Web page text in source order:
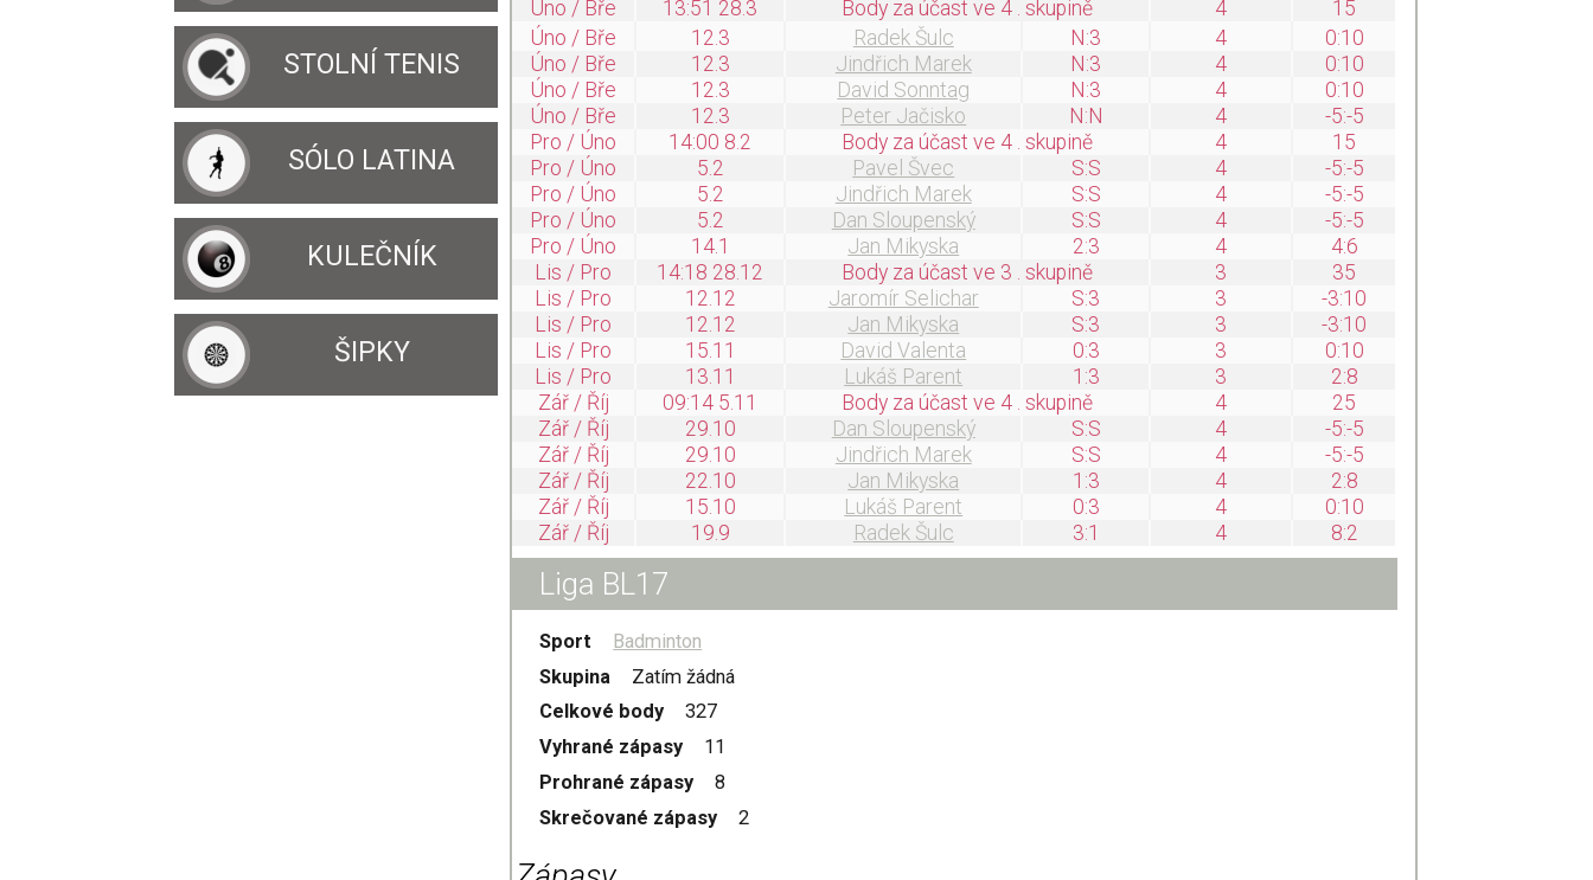
STOLNÍ TENIS
SÓLO LATINA
KULEČNÍK
ŠIPKY
Úno / Bře 13:51 28.3 Body za účast ve 4 . skupině 4
15
Úno / Bře
12.3 Radek Šulc N:3 4
0:10
Úno / Bře
12.3 Jindřich Marek N:3 4
0:10
Úno / Bře
12.3 David Sonntag N:3 4
0:10
Úno / Bře
12.3 Peter Jačisko N:N 4
-5:-5
Pro / Úno
14:00 8.2 Body za účast ve 4 . skupině 4
15
Pro / Úno
5.2 Pavel Švec S:S 4
-5:-5
Pro / Úno
5.2 Jindřich Marek S:S 4
-5:-5
Pro / Úno
5.2 Dan Sloupenský S:S 4
-5:-5
Pro / Úno
14.1 Jan Mikyska 2:3 4
4:6
Lis / Pro
14:18 28.12 Body za účast ve 3 . skupině 3
35
Lis / Pro
12.12 Jaromír Selichar S:3 3
-3:10
Lis / Pro
12.12 Jan Mikyska S:3 3
-3:10
Lis / Pro
15.11 David Valenta 0:3 3
0:10
Lis / Pro
13.11 Lukáš Parent 1:3 3
2:8
Zář / Říj
09:14 5.11 Body za účast ve 4 . skupině 4
25
Zář / Říj
29.10 Dan Sloupenský S:S 4
-5:-5
Zář / Říj
29.10 Jindřich Marek S:S 4
-5:-5
Zář / Říj
22.10 Jan Mikyska 1:3 4
2:8
Zář / Říj
15.10 Lukáš Parent 0:3 4
0:10
Zář / Říj
19.9 Radek Šulc 3:1 4 8:2
Liga BL17
Sport
Badminton
Skupina
Zatím žádná
Celkové body
327
Vyhrané zápasy
11
Prohrané zápasy
8
Skrečované zápasy
2